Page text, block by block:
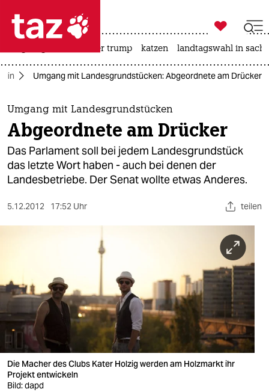
 taz zahl ich
taz zahl ich
themen
politik
öko
nord
wahrheit
verlag
verlag

taz zahl ich
usa unter trump katzen landtagswahl in
Umgang mit Landesgrundstücken: Abgeordnete am Drücker
Umgang mit Landesgrundstücken
Abgeordnete am Drücker
Das Parlament soll bei jedem Landesgrundstück
das letzte Wort haben - auch bei denen der
Landesbetriebe. Der Senat wollte etwas Anderes.
5.12.2012 17:52 Uhr teilen
Die Macher des Clubs Kater Holzig werden am Holzmarkt ihr
Projekt entwickeln
Bild: dapd